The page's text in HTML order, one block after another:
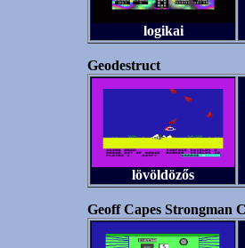
logikai
Geodestruct
lövöldözős
Geoff Capes Strongman